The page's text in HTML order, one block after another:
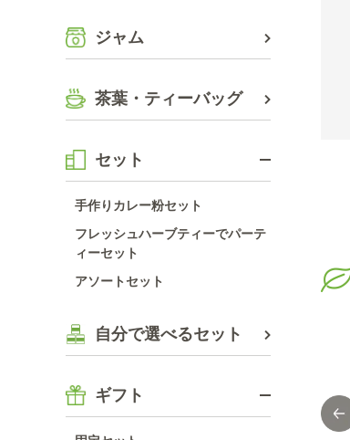
ジャム
茶葉・ティーバッグ
セット
手作りカレー粉セット
フレッシュハーブティーでパーテ
ィーセット
アソートセット
自分で選べるセット
ギフト